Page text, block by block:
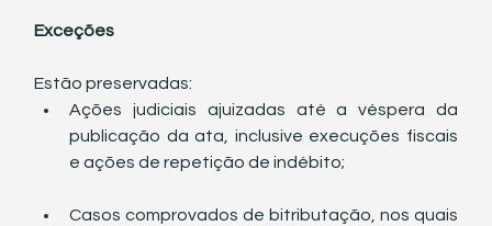
Exceções
Estão preservadas:
Ações judiciais ajuizadas até a véspera da
publicação da ata, inclusive execuções fiscais
e ações de repetição de indébito;
Casos comprovados de bitributação, nos quais